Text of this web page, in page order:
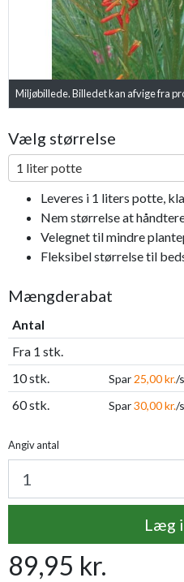
Miljøbillede. Billedet kan afvige fra
Vælg størrelse
1 liter potte
Leveres i 1 liters potte,
Nem størrelse at
Velegnet til mindre
Fleksibel størrelse til
Mængderabat
Antal
Fra 1 stk.
10 stk.
Spar 25,00 kr./
60 stk.
Spar30,00 kr./
Angiv antal
Læg
89,95 kr.